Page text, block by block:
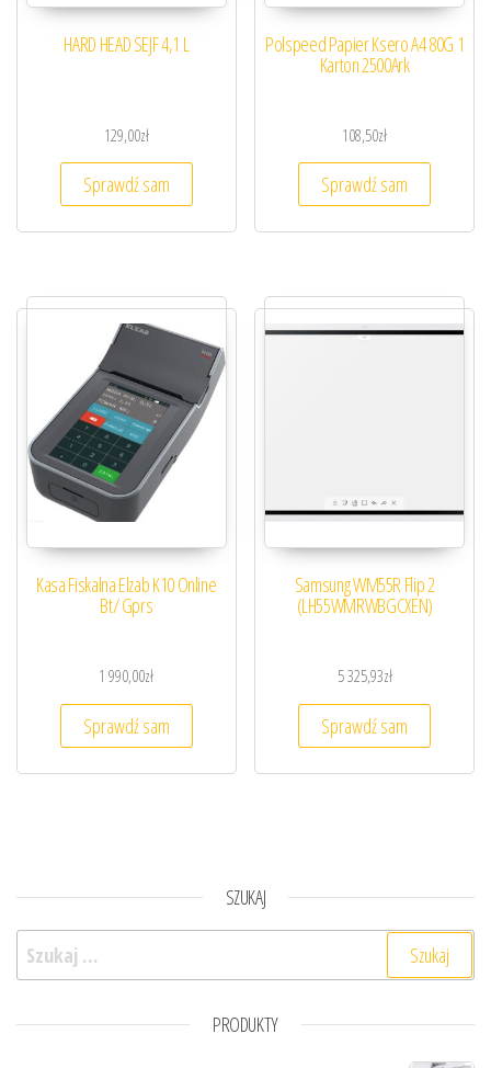
HARD HEAD SEJF 4,1 L
129,00zł
Sprawdź sam
Polspeed Papier Ksero A4 80G 1
Karton 2500Ark
108,50zł
Sprawdź sam
Kasa Fiskalna Elzab K10 Online
Bt/ Gprs
1 990,00zł
Sprawdź sam
Samsung WM55R Flip 2
(LH55WMRWBGCXEN)
5 325,93zł
Sprawdź sam
SZUKAJ
Szukaj:
PRODUKTY